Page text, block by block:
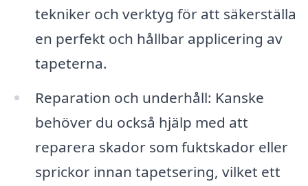
tekniker och verktyg för att säkerställa
en perfekt och hållbar applicering av
tapeterna.
Reparation och underhåll: Kanske
behöver du också hjälp med att
reparera skador som fuktskador eller
sprickor innan tapetsering, vilket ett